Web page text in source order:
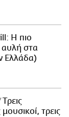
Η πιο
αυλή στα
Ελλάδα)
Tρεις
τρεις